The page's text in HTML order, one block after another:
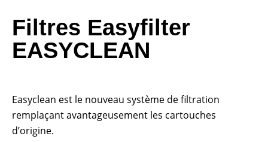
Filtres Easyfilter
EASYCLEAN
Easyclean est le nouveau système de filtration
remplaçant avantageusement les cartouches
d’origine.